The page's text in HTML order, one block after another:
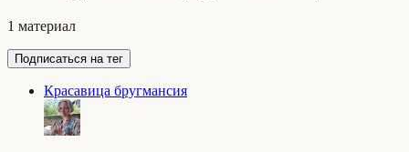
1 материал
Подписаться на тег
Красавица бругмансия